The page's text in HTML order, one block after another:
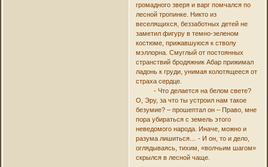
громадного зверя и варг помчался по
лесной тропинке. Никто из
веселящихся, беззаботных детей не
заметил фигуру в темно-зеленом
костюме, прижавшуюся к стволу
мэллорна. Смуглый от постоянных
странствий бродяжник Абар прижимал
ладонь к груди, унимая колотящееся от
страха сердце.
- Что делается на белом свете?
О, Эру, за что ты устроил нам такое
безумие? – прошептал он – Право, мне
пора убираться с земель этого
неведомого народа. Иначе, можно и
разума лишиться… - И он, то и дело,
оглядываясь, тихим, «волчьим шагом»
скрылся в лесной чаще.